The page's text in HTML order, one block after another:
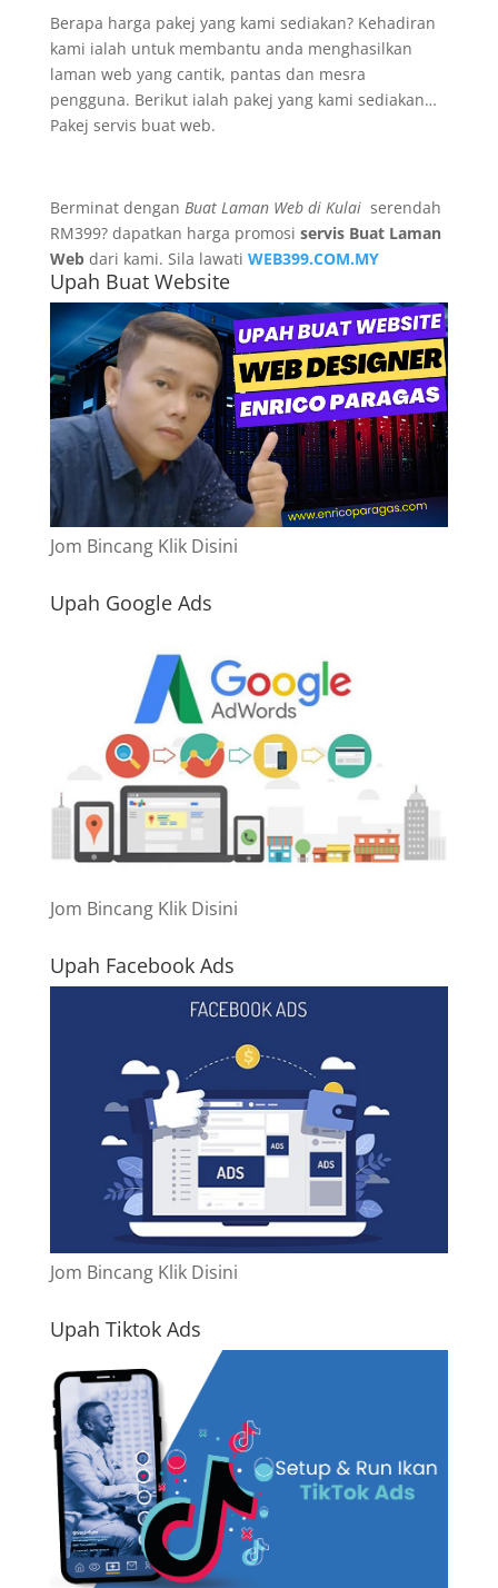
Berapa harga pakej yang kami sediakan? Kehadiran
kami ialah untuk membantu anda menghasilkan
laman web yang cantik, pantas dan mesra
pengguna. Berikut ialah pakej yang kami sediakan…
Pakej servis buat web.
Berminat dengan Buat Laman Web di Kulai serendah
RM399? dapatkan harga promosi servis Buat Laman
Webdari kami. Sila lawati WEB399.COM.MY
Upah Buat Website
Jom Bincang Klik Disini
Upah Google Ads
Jom Bincang Klik Disini
Upah Facebook Ads
Jom Bincang Klik Disini
Upah Tiktok Ads